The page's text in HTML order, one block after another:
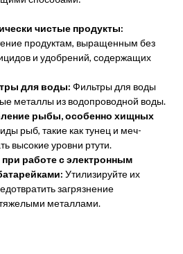
чистые продукты:
продуктам, выращенным без
и удобрений, содержащих
для воды: Фильтры для воды
металлы из водопроводной воды.
рыбы, особенно хищных
рыб, такие как тунец и меч-
высокие уровни ртути.
работе с электронным
Утилизируйте их
загрязнение
металлами.